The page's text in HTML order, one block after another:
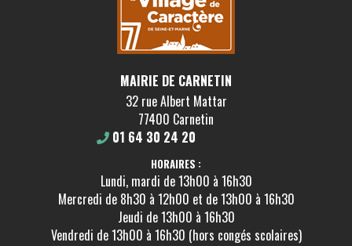
MAIRIE DE CARNETIN
32 rue Albert Mattar
77400 Carnetin
01 64 30 24 20
HORAIRES :
Lundi, mardi de 13h00 à 16h30
Mercredi de 8h30 à 12h00 et de 13h00 à 16h30
Jeudi de 13h00 à 16h30
Vendredi de 13h00 à 16h30 (hors congés scolaires)